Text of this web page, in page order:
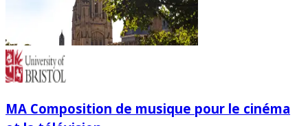
MA Composition de musique pour le cinéma